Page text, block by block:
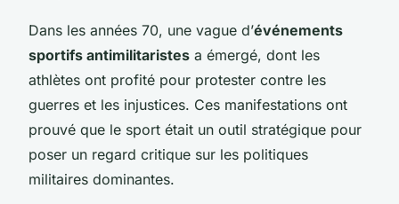
Dans les années 70, une vague d’événements
sportifs antimilitaristes a émergé, dont les
athlètes ont profité pour protester contre les
guerres et les injustices. Ces manifestations ont
prouvé que le sport était un outil stratégique pour
poser un regard critique sur les politiques
militaires dominantes.